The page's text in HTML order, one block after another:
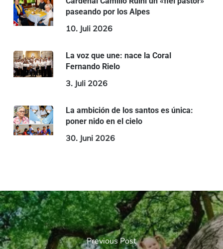
paseando por los Alpes
10. Juli 2026
La voz que une: nace la Coral
Fernando Rielo
3. Juli 2026
La ambición de los santos es única:
poner nido en el cielo
30. Juni 2026
Previous Post